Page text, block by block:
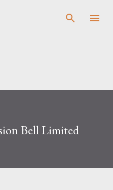
Bell Limited